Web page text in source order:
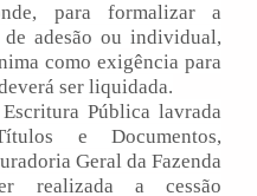
para formalizar a
adesão ou individual,
como exigência para
ser liquidada.
Pública lavrada
e Documentos,
Geral da Fazenda
realizada a cessão